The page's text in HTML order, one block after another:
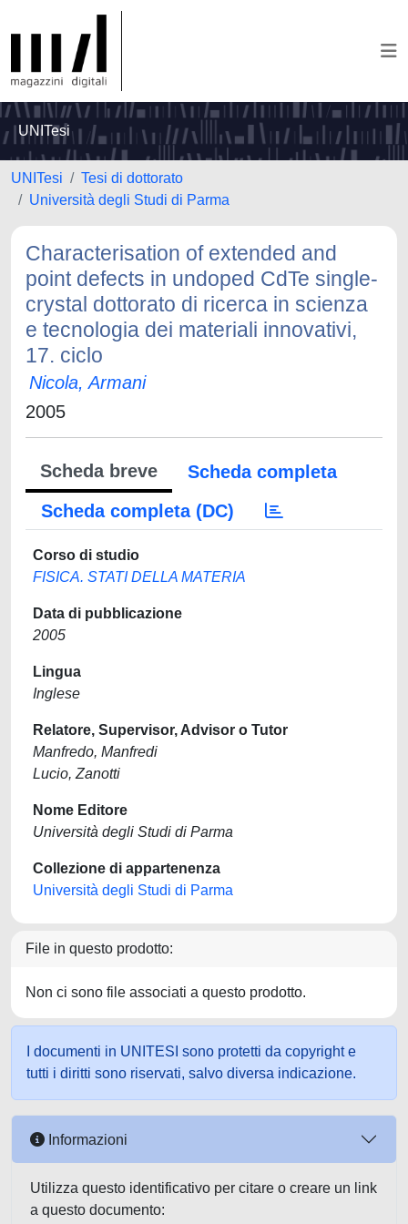
UNITesi
UNITesi
Tesi di dottorato
Università degli Studi di Parma
Characterisation of extended and
point defects in undoped CdTe single-
crystal dottorato di ricerca in scienza
e tecnologia dei materiali innovativi,
17. ciclo
Nicola, Armani
2005
Scheda breve
Scheda completa
Scheda completa (DC)
Corso di studio
FISICA. STATI DELLA MATERIA
Data di pubblicazione
2005
Lingua
Inglese
Relatore, Supervisor, Advisor o Tutor
Manfredo, Manfredi
Lucio, Zanotti
Nome Editore
Università degli Studi di Parma
Collezione di appartenenza
Università degli Studi di Parma
File in questo prodotto:
Non ci sono file associati a questo prodotto.
I documenti in UNITESI sono protetti da copyright e
tutti i diritti sono riservati, salvo diversa indicazione.
Informazioni
Utilizza questo identificativo per citare o creare un link
a questo documento: